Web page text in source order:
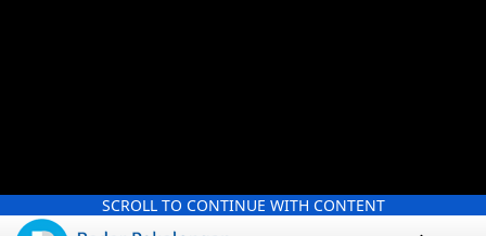
SCROLL TO CONTINUE WITH CONTENT